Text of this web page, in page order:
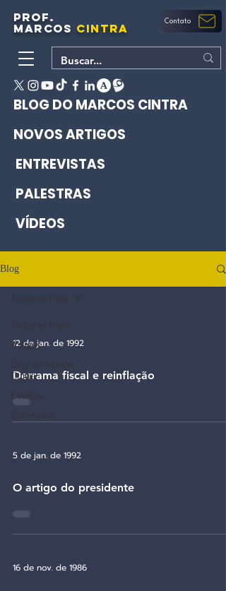
PROF.
MARCOS CINTRA Contato
BLOG DO MARCOS CINTRA
NOVOS ARTIGOS
ENTREVISTAS
PALESTRAS
VÍDEOS
Blog
Todos os Posts
Artigos
Blog do Marcos
Cintra
Eventos
Entrevistas
Todos os Posts
12 de jan. de 1992
Derrama fiscal e reinflação
5 de jan. de 1992
O artigo do presidente
16 de nov. de 1986